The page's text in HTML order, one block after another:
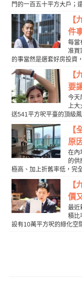
門的一百五十平方大戶；
【
件
每當
准買
的事當然是選套好房投資
【
要
今天
上
送541平方呎平臺的頂級鳳
【
原
在內
的供
極高、加上折舊率低，完
【
價
最近
積比
設有10萬平方呎的綠化空